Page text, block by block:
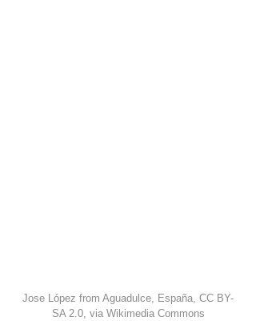
Jose López from Aguadulce, España CC BY-
SA 2.0, via Wikimedia Commons